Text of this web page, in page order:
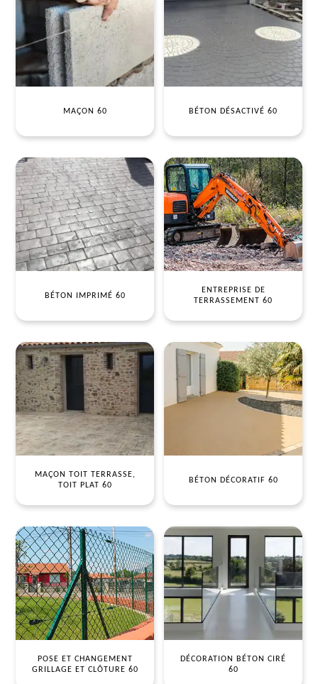
MAÇON 60 BÉTON DÉSACTIVÉ 60
BÉTON IMPRIMÉ 60
ENTREPRISE DE
TERRASSEMENT 60
MAÇON TOIT TERRASSE,
TOIT PLAT 60
BÉTON DÉCORATIF 60
POSE ET CHANGEMENT
GRILLAGE ET CLÔTURE 60
DÉCORATION BÉTON CIRÉ
60